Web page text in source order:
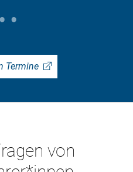
Termine
von